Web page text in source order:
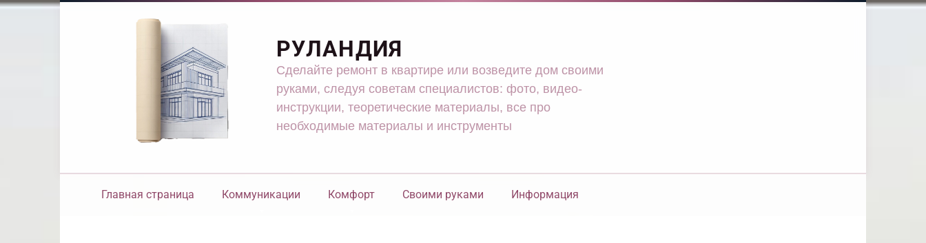
Перейти
РУЛАНДИЯ
Сделайте ремонт в квартире или возведите дом своими
руками, следуя советам специалистов: фото, видео-
инструкции, теоретические материалы, все про
необходимые материалы и инструменты
Главная страница Коммуникации Комфорт Своими руками Информация